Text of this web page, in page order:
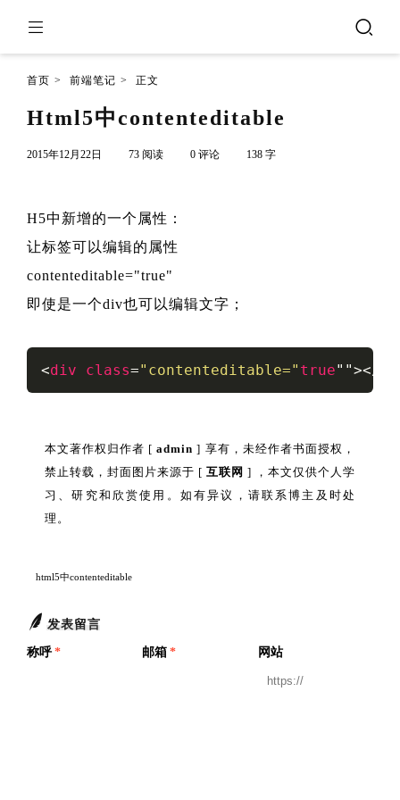
首页 > 前端笔记 > 正文
Html5中contenteditable
2015年12月22日 73 阅读 0 评论 138 字
H5中新增的一个属性：
让标签可以编辑的属性
contenteditable="true"
即使是一个div也可以编辑文字；
<div class="contenteditable=" true""></
本文著作权归作者 [admin ] 享有，未经作者书面授权，
禁止转载，封面图片来源于 [ 互联网 ] ，本文仅供个人学
习、研究和欣赏使用。如有异议，请联系博主及时处
理。
html5中contenteditable
发表留言
称呼 * 邮箱 * 网站